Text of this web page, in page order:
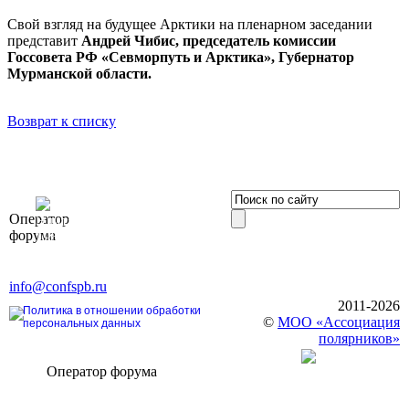
Свой взгляд на будущее Арктики на пленарном заседании
представит Андрей Чибис, председатель комиссии
Госсовета РФ «Севморпуть и Арктика», Губернатор
Мурманской области.
Возврат к списку
Оператор
форума
Элит»
196191, г. Санкт-Петербург,
info@confspb.ru
Политика в отношении обработки
персональных данных
2011-2026
© МОО «Ассоциация
полярников»
Оператор форума